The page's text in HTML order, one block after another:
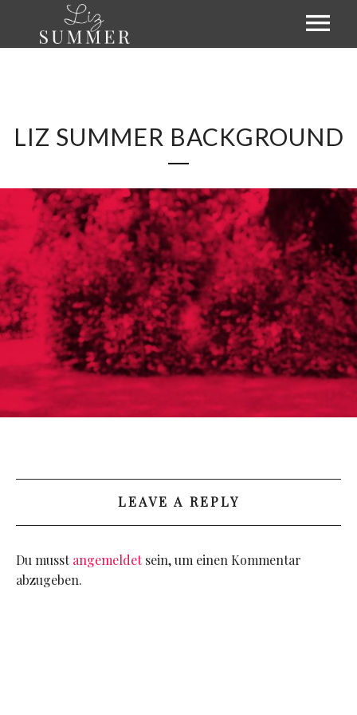
GALERIE
KONTAKT
LIZ SUMMER BACKGROUND
LEAVE A REPLY
Du musstangemeldetsein, um einen Kommentar
abzugeben.